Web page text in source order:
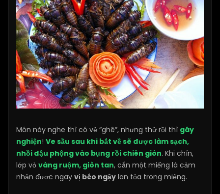
Món này nghe thì có vẻ “ghê”, nhưng thử rồi thì gây
nghiện! Ve sầu sau khi bắt về sẽ được làm sạch,
nhồi đậu phộng vào bụng rồi chiên giòn. Khi chín,
lớp vỏ vàng ruộm, giòn tan, cắn một miếng là cảm
nhận được ngay vị béo ngậy lan tỏa trong miệng.